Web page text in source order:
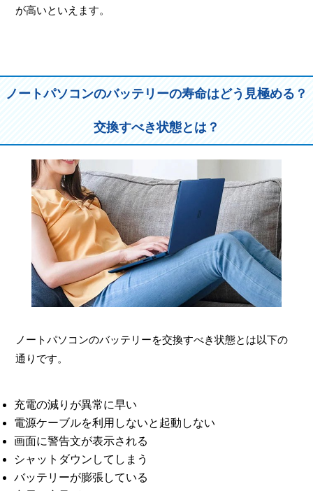
が高いといえます。
ノートパソコンのバッテリーの寿命はどう見極める？
交換すべき状態とは？
ノートパソコンのバッテリーを交換すべき状態とは以下の
通りです。
充電の減りが異常に早い
電源ケーブルを利用しないと起動しない
画面に警告文が表示される
シャットダウンしてしまう
バッテリーが膨張している